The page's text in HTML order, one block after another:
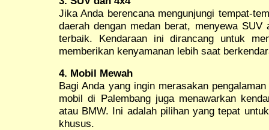
Jika Anda berencana mengunjungi tempat-
daerah dengan medan berat, menyewa
terbaik. Kendaraan ini dirancang untuk
memberikan kenyamanan lebih saat
4. Mobil Mewah
Bagi Anda yang ingin merasakan
mobil di Palembang juga menawarkan
atau BMW. Ini adalah pilihan yang tepat
khusus.